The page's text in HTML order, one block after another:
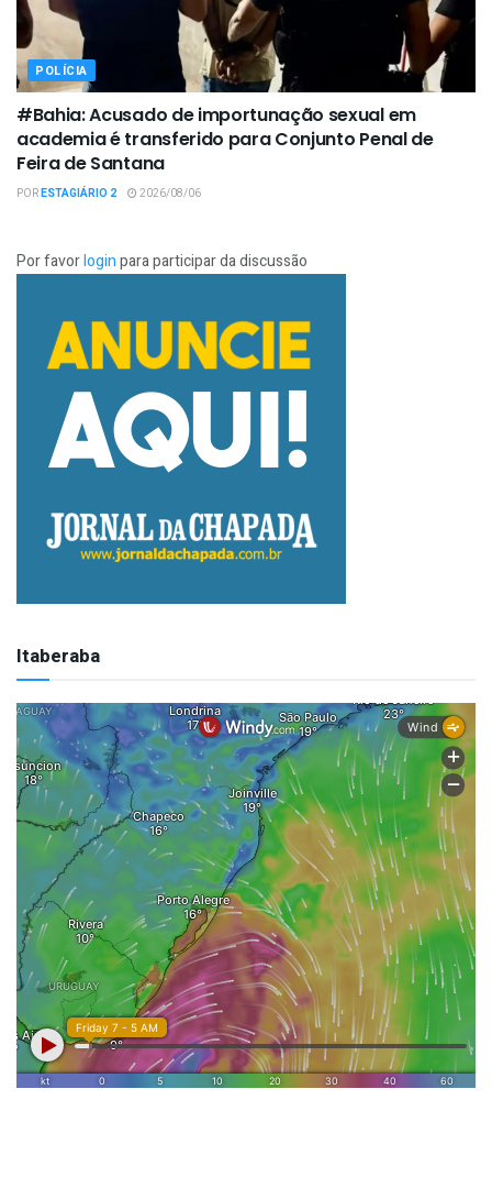
POLÍCIA
#Bahia: Acusado de importunação sexual em
academia é transferido para Conjunto Penal de
Feira de Santana
PORESTAGIÁRIO 2 2026/08/06
Por favorloginpara participar da discussão
Itaberaba